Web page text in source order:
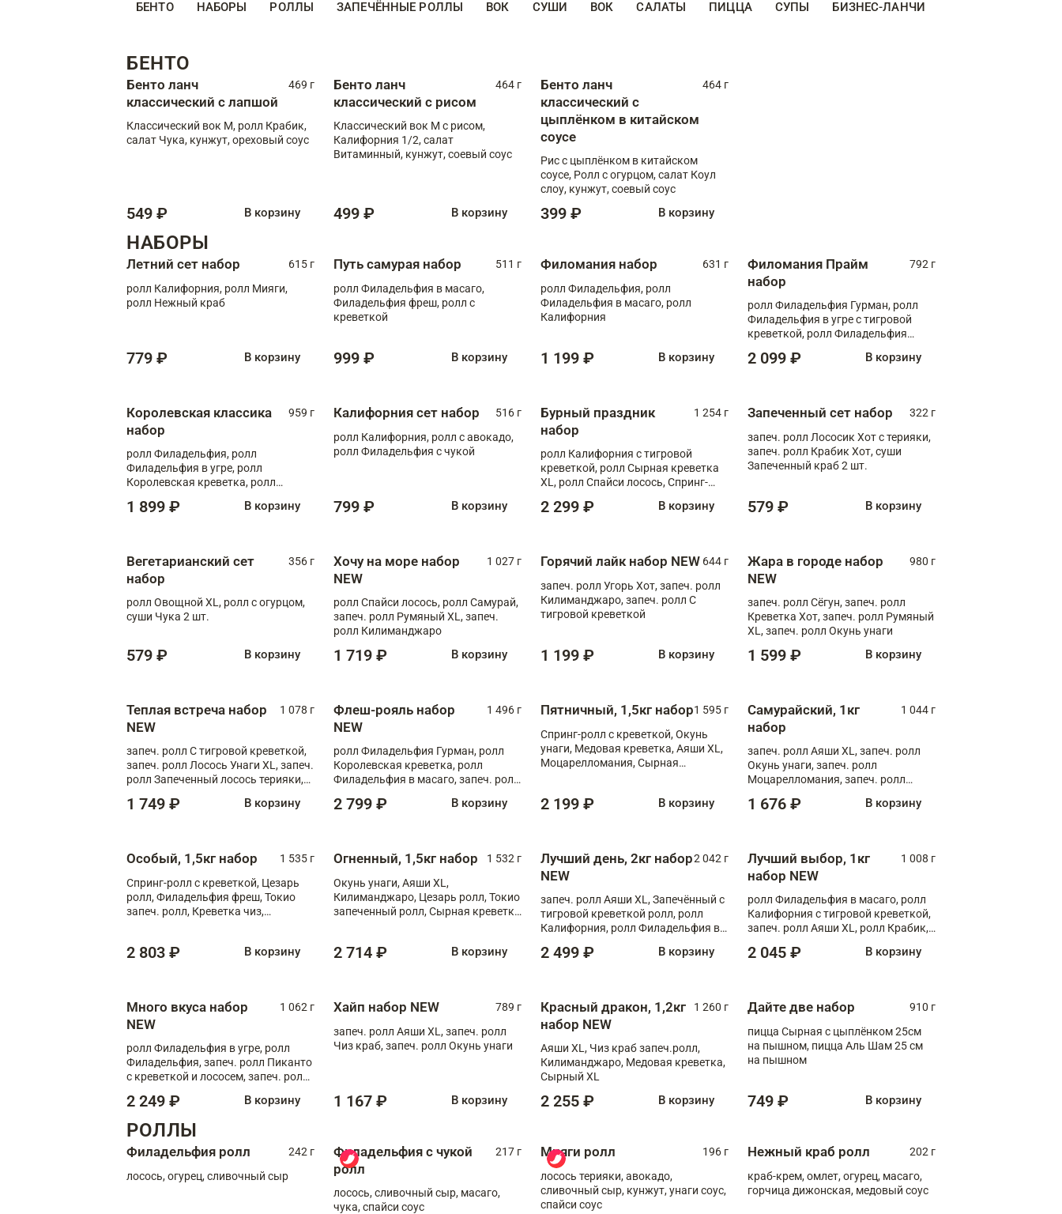
БЕНТО НАБОРЫ РОЛЛЫ ЗАПЕЧЁННЫЕ РОЛЛЫ ВОК СУШИ ВОК САЛАТЫ ПИЦЦА СУПЫ БИЗНЕС-ЛАНЧИ
БЕНТО
Бенто ланч
классический с лапшой
469 г
Классический вок М, ролл Крабик,
салат Чука, кунжут, ореховый соус
549 ₽ В корзину
Бенто ланч
классический с рисом
464 г
Классический вок М с рисом,
Калифорния 1/2, салат
Витаминный, кунжут, соевый соус
499 ₽ В корзину
Бенто ланч
классический с
цыплёнком в китайском
соусе
464 г
Рис с цыплёнком в китайском
соусе, Ролл с огурцом, салат Коул
слоу, кунжут, соевый соус
399 ₽ В корзину
НАБОРЫ
Летний сет набор
615 г
ролл Калифорния, ролл Мияги,
ролл Нежный краб
779 ₽ В корзину
Путь самурая набор
511 г
ролл Филадельфия в масаго,
Филадельфия фреш, ролл с
креветкой
999 ₽ В корзину
Филомания набор
631 г
ролл Филадельфия, ролл
Филадельфия в масаго, ролл
Калифорния
1 199 ₽ В корзину
Филомания Прайм
набор
792 г
ролл Филадельфия Гурман, ролл
Филадельфия в угре с тигровой
креветкой, ролл Филадельфия
2 099 ₽ В корзину
Королевская классика
набор
959 г
ролл Филадельфия, ролл
Филадельфия в угре, ролл
Королевская креветка, ролл
1 899 ₽ В корзину
Калифорния сет набор
516 г
ролл Калифорния, ролл с авокадо,
ролл Филадельфия с чукой
799 ₽ В корзину
Бурный праздник
набор
1 254 г
ролл Калифорния с тигровой
креветкой, ролл Сырная креветка
XL, ролл Спайси лосось, Спринг-
Медовая креветка
2 299 ₽ В корзину
Запеченный сет набор
322 г
запеч. ролл Лососик Хот с терияки,
запеч. ролл Крабик Хот, суши
Запеченный краб 2 шт.
579 ₽ В корзину
Вегетарианский сет
набор
356 г
ролл Овощной XL, ролл с огурцом,
суши Чука 2 шт.
579 ₽ В корзину
Хочу на море набор
NEW
1 027 г
ролл Спайси лосось, ролл Самурай,
запеч. ролл Румяный XL, запеч.
ролл Килиманджаро
1 719 ₽ В корзину
Горячий лайк набор NEW 644 г
запеч. ролл Угорь Хот, запеч. ролл
Килиманджаро, запеч. ролл С
тигровой креветкой
1 199 ₽ В корзину
Жара в городе набор
NEW
980 г
запеч. ролл Сёгун, запеч. ролл
Креветка Хот, запеч. ролл Румяный
XL, запеч. ролл Окунь унаги
1 599 ₽ В корзину
Теплая встреча набор
NEW
1 078 г
запеч. ролл С тигровой креветкой,
запеч. ролл Лосось Унаги XL, запеч.
ролл Запеченный лосось терияки,
1 749 ₽ В корзину
Флеш-рояль набор
NEW
1 496 г
ролл Филадельфия Гурман, ролл
Королевская креветка, ролл
Филадельфия в масаго, запеч. ролл
Тигровая креветка с моцареллой,
2 799 ₽ В корзину
Пятничный, 1,5кг набор1 595 г
Спринг-ролл с креветкой, Окунь
унаги, Медовая креветка, Аяши XL,
Моцарелломания, Сырная
2 199 ₽ В корзину
Самурайский, 1кг
набор
1 044 г
запеч. ролл Аяши XL, запеч. ролл
Окунь унаги, запеч. ролл
Моцарелломания, запеч. ролл
1 676 ₽ В корзину
Особый, 1,5кг набор
1 535 г
Спринг-ролл с креветкой, Цезарь
ролл, Филадельфия фреш, Токио
запеч. ролл, Креветка чиз,
2 803 ₽ В корзину
Огненный, 1,5кг набор
1 532 г
Окунь унаги, Аяши XL,
Килиманджаро, Цезарь ролл, Токио
запеченный ролл, Сырная креветка
2 714 ₽ В корзину
Лучший день, 2кг набор
NEW
2 042 г
запеч. ролл Аяши XL, Запечённый с
тигровой креветкой ролл, ролл
Калифорния, ролл Филадельфия в
запеч. ролл Моцарелломания, ролл
2 499 ₽ В корзину
Лучший выбор, 1кг
набор NEW
1 008 г
ролл Филадельфия в масаго, ролл
Калифорния с тигровой креветкой,
запеч. ролл Аяши XL, ролл Крабик,
2 045 ₽ В корзину
Много вкуса набор
NEW
1 062 г
ролл Филадельфия в угре, ролл
Филадельфия, запеч. ролл Пиканто
с креветкой и лососем, запеч. ролл
2 249 ₽ В корзину
Хайп набор NEW
789 г
запеч. ролл Аяши XL, запеч. ролл
Чиз краб, запеч. ролл Окунь унаги
1 167 ₽ В корзину
Красный дракон, 1,2кг
набор NEW
1 260 г
Аяши XL, Чиз краб запеч.ролл,
Килиманджаро, Медовая креветка,
Сырный XL
2 255 ₽ В корзину
Дайте две набор
910 г
пицца Сырная с цыплёнком 25см
на пышном, пицца Аль Шам 25 см
на пышном
749 ₽ В корзину
РОЛЛЫ
Филадельфия ролл
242 г
лосось, огурец, сливочный сыр
Филадельфия с чукой
ролл
217 г
лосось, сливочный сыр, масаго,
чука, спайси соус
Мияги ролл
196 г
лосось терияки, авокадо,
сливочный сыр, кунжут, унаги соус,
спайси соус
Нежный краб ролл
202 г
краб-крем, омлет, огурец, масаго,
горчица дижонская, медовый соус